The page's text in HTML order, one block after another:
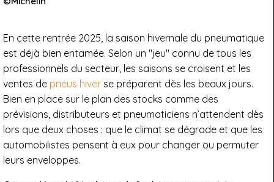
En cette rentrée 2025, la saison hivernale du pneumatique
est déjà bien entamée. Selon un "jeu" connu de tous les
professionnels du secteur, les saisons se croisent et les
ventes de pneus hiver se préparent dès les beaux jours.
Bien en place sur le plan des stocks comme des
prévisions, distributeurs et pneumaticiens n’attendent dès
lors que deux choses : que le climat se dégrade et que les
automobilistes pensent à eux pour changer ou permuter
leurs enveloppes.